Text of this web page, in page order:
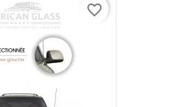
favorite_border